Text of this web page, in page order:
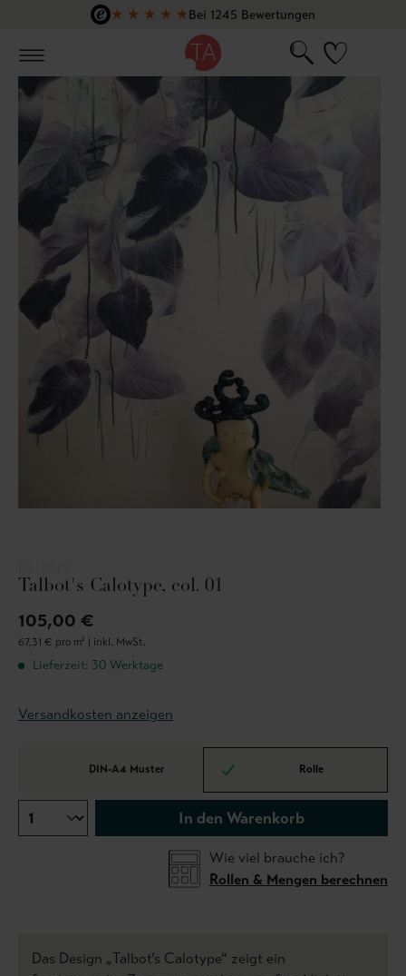
Zum Hauptinhalt springen
★ ★ ★ ★ ★Bei 1245 Bewertungen
Talbot's Calotype, col. 01
105,00 €
67,31 € pro m² | inkl. MwSt.
Lieferzeit: 30 Werktage
Versandkosten anzeigen
DIN-A4 Muster Rolle
In den Warenkorb
Wie viel brauche ich?
Rollen & Mengen berechnen
Das Design „Talbot’s Calotype“ zeigt ein